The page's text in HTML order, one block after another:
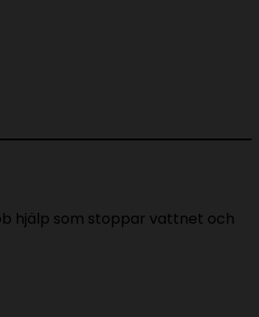
hjälp som stoppar vattnet och